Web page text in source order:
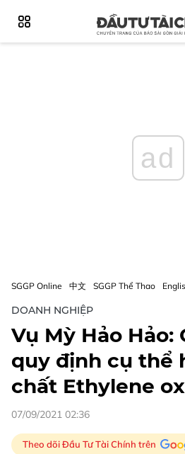
ad
SGGP Online 中文 SGGP Thể Thao
DOANH NGHIỆP
Vụ Mỳ Hảo Hảo:
quy định cụ thể
chất Ethylene
07/09/2021 02:36
Theo dõi Đầu Tư Tài Chính trên